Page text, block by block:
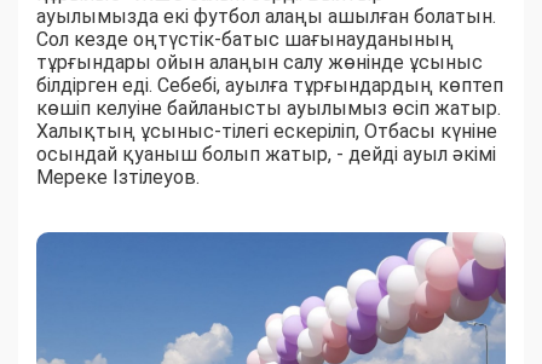
ауылымызда екі футбол алаңы ашылған болатын.
Сол кезде оңтүстік-батыс шағынауданының
тұрғындары ойын алаңын салу жөнінде ұсыныс
білдірген еді. Себебі, ауылға тұрғындардың көптеп
көшіп келуіне байланысты ауылымыз өсіп жатыр.
Халықтың ұсыныс-тілегі ескеріліп, Отбасы күніне
осындай қуаныш болып жатыр, - дейді ауыл әкімі
Мереке Ізтілеуов.